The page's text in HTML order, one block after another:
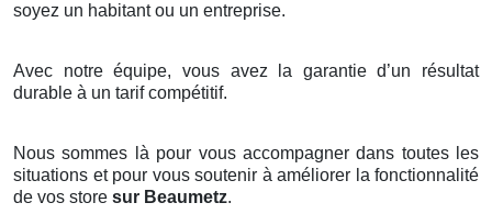
soyez un habitant ou un entreprise.
Avec notre équipe, vous avez la garantie d’un résultat
durable à un tarif compétitif.
Nous sommes là pour vous accompagner dans toutes les
situations et pour vous soutenir à améliorer la fonctionnalité
de vos store sur Beaumetz.